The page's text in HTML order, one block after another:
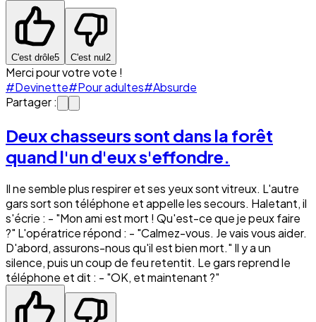
C'est drôle5 C'est nul 2
Merci pour votre vote !
#Devinette#Pour adultes#Absurde
Partager :
Deux chasseurs sont dans la forêt
quand l'un d'eux s'effondre.
Il ne semble plus respirer et ses yeux sont vitreux. L'autre
gars sort son téléphone et appelle les secours. Haletant, il
s'écrie : - "Mon ami est mort ! Qu'est-ce que je peux faire
?" L'opératrice répond : - "Calmez-vous. Je vais vous aider.
D'abord, assurons-nous qu'il est bien mort." Il y a un
silence, puis un coup de feu retentit. Le gars reprend le
téléphone et dit : - "OK, et maintenant ?"